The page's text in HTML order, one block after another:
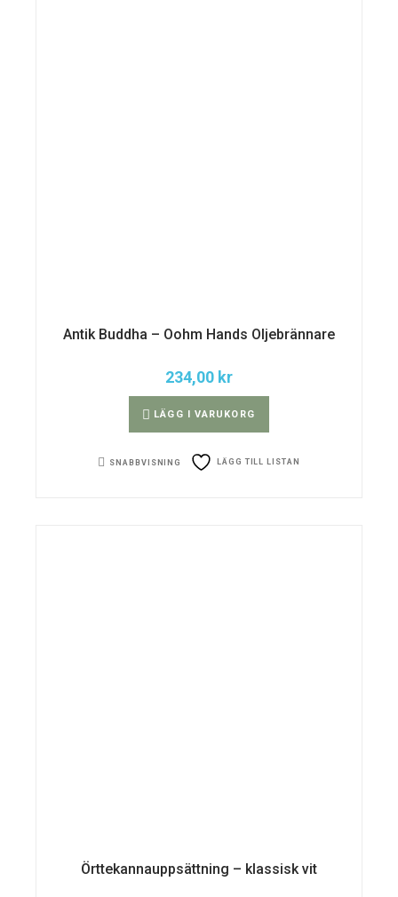
Antik Buddha – Oohm Hands Oljebrännare
234,00 kr
LÄGG I VARUKORG
SNABBVISNING LÄGG TILL LISTAN
Örttekannauppsättning – klassisk vit